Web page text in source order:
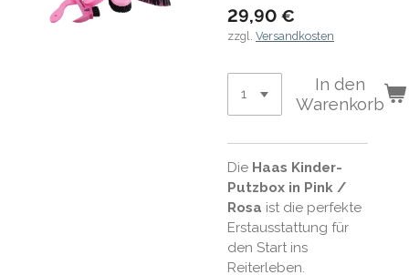
29,90 €
zzgl. Versandkosten
In den
Warenkorb
Die Haas Kinder-
Putzbox in Pink /
Rosa ist die perfekte
Erstausstattung für
den Start ins
Reiterleben.